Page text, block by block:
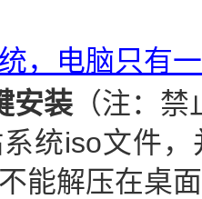
，电脑只有
装 （注：
iso文件，
能解压在桌